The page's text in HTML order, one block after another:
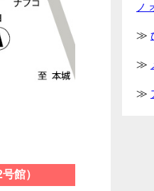
館）
ノ